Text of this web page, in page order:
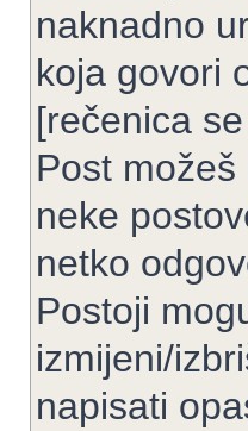
naknadno
koja govori
[rečenica
Post
neke
netko
Postoji
izmijeni/
napisati